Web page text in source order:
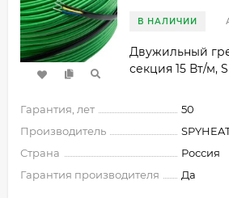
В НАЛИЧИИ
Двужильный
секция 15 Вт/м,
Гарантия, лет
50
Производитель
Страна
Россия
Гарантия производителя
Да